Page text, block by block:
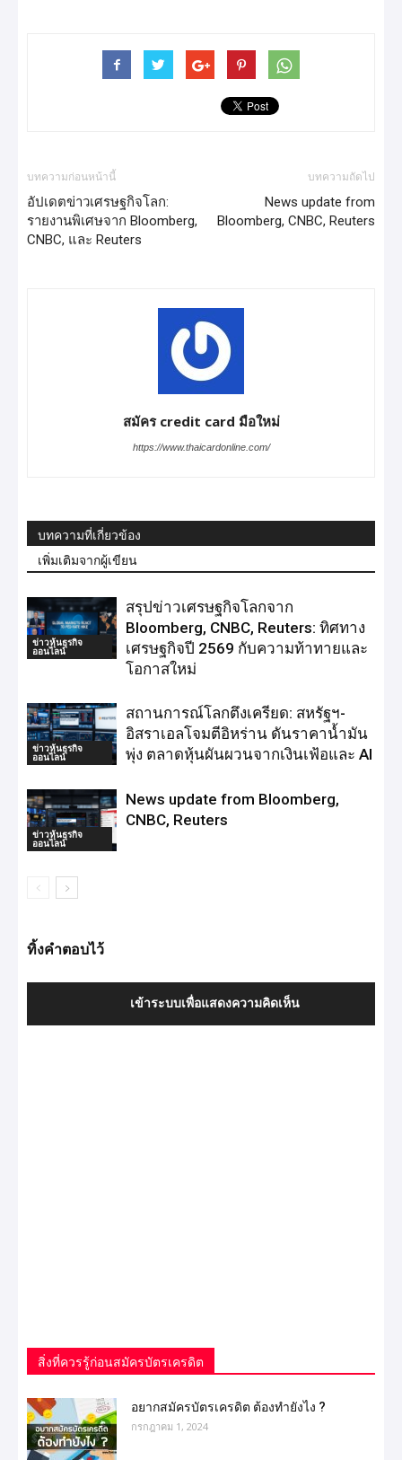
บทความก่อนหน้านี้
อัปเดตข่าวเศรษฐกิจโลก:
รายงานพิเศษจาก Bloomberg,
CNBC, และ Reuters
บทความถัดไป
News update from
Bloomberg, CNBC, Reuters
สมัคร credit card มือใหม่
https://www.thaicardonline.com/
บทความที่เกี่ยวข้อง
เพิ่มเติมจากผู้เขียน
ข่าวหุ้นธุรกิจ
ออนไลน์
สรุปข่าวเศรษฐกิจโลกจาก
Bloomberg, CNBC, Reuters: ทิศทาง
เศรษฐกิจปี 2569 กับความท้าทายและ
โอกาสใหม่
ข่าวหุ้นธุรกิจ
ออนไลน์
สถานการณ์โลกตึงเครียด: สหรัฐฯ-
อิสราเอลโจมตีอิหร่าน ดันราคาน้ำมัน
พุ่ง ตลาดหุ้นผันผวนจากเงินเฟ้อและ AI
ข่าวหุ้นธุรกิจ
ออนไลน์
News update from Bloomberg,
CNBC, Reuters
ทิ้งคำตอบไว้
เข้าระบบเพื่อแสดงความคิดเห็น
สิ่งที่ควรรู้ก่อนสมัครบัตรเครดิต
อยากสมัครบัตรเครดิต ต้องทำยังไง ?
กรกฎาคม 1, 2024